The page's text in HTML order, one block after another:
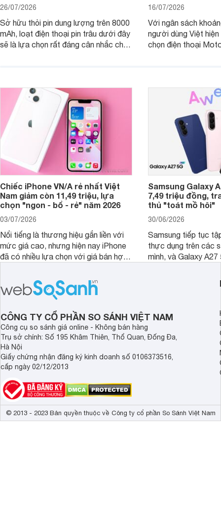
26/07/2026
Sở hữu thỏi pin dung lượng trên 8000
mAh, loạt điện thoại pin trâu dưới đây
sẽ là lựa chọn rất đáng cân nhắc cho
16/07/2026
Với ngân sách
người dùng Việt
chọn điện thoại
Chiếc iPhone VN/A rẻ nhất Việt
Nam giảm còn 11,49 triệu, lựa
chọn "ngon - bổ - rẻ" năm 2026
03/07/2026
Nổi tiếng là thương hiệu gắn liền với
mức giá cao, nhưng hiện nay iPhone
đã có nhiều lựa chọn với giá bán hợp
cận sản phẩm chính hãng.
Samsung Galaxy
7,49 triệu đồng,
thủ "toát mồ hôi"
30/06/2026
Samsung tiếp tục
thực dụng trên các
mình, và Galaxy
tới cho người dùng
lượng với nhiều
CÔNG TY CỔ PHẦN SO SÁNH VIỆT NAM
Công cụ so sánh giá online - Không bán hàng
Trụ sở chính: Số 195 Khâm Thiên, Thổ Quan, Đống Đa,
Hà Nội
Giấy chứng nhận đăng ký kinh doanh số 0106373516,
cấp ngày 02/12/2013
© 2013 - 2023 Bản quyền thuộc về Công ty cổ phần So Sánh Việt Nam